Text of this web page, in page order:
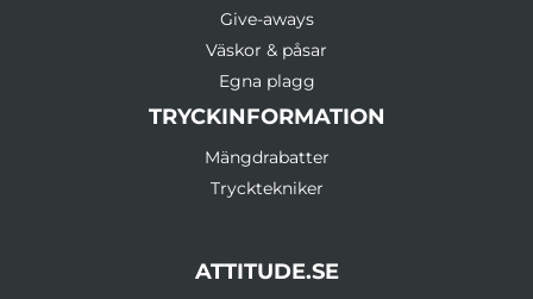
Give-aways
Väskor & påsar
Egna plagg
TRYCKINFORMATION
Mängdrabatter
Trycktekniker
ATTITUDE.SE